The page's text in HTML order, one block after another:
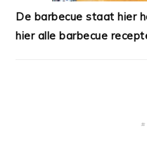
De barbecue staat hier
hier alle barbecue